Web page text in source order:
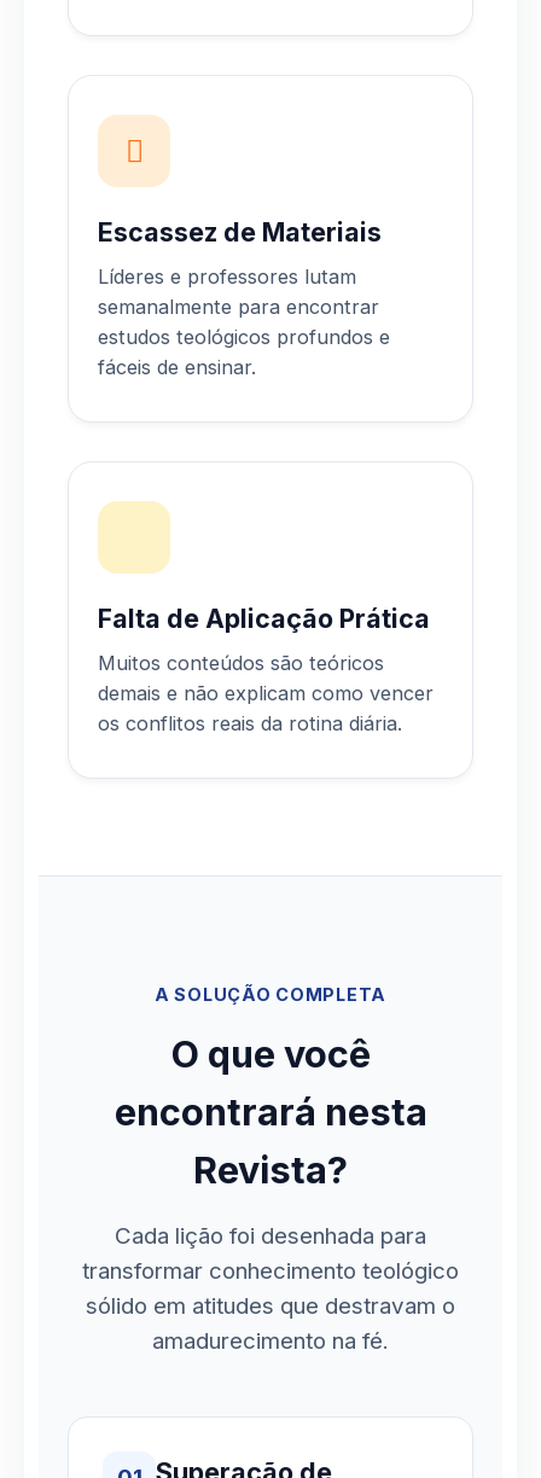
Escassez de Materiais
Líderes e professores lutam
semanalmente para encontrar
estudos teológicos profundos e
fáceis de ensinar.
Falta de Aplicação Prática
Muitos conteúdos são teóricos
demais e não explicam como vencer
os conflitos reais da rotina diária.
A SOLUÇÃO COMPLETA
O que você
encontrará nesta
Revista?
Cada lição foi desenhada para
transformar conhecimento teológico
sólido em atitudes que destravam o
amadurecimento na fé.